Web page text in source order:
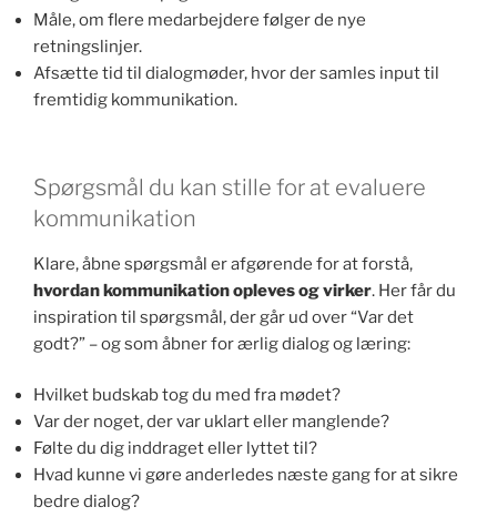
Måle, om flere medarbejdere følger de nye
retningslinjer.
Afsætte tid til dialogmøder, hvor der samles input til
fremtidig kommunikation.
Spørgsmål du kan stille for at evaluere
kommunikation
Klare, åbne spørgsmål er afgørende for at forstå,
hvordan kommunikation opleves og virker. Her får du
inspiration til spørgsmål, der går ud over “Var det
godt?” – og som åbner for ærlig dialog og læring:
Hvilket budskab tog du med fra mødet?
Var der noget, der var uklart eller manglende?
Følte du dig inddraget eller lyttet til?
Hvad kunne vi gøre anderledes næste gang for at sikre
bedre dialog?